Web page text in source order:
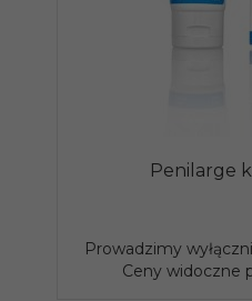
Penilarge
Prowadzimy
Ceny widoczne